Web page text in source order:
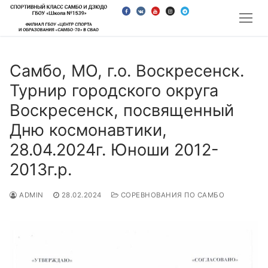
Перейти
Самбо, МО, г.о. Воскресенск.
Турнир городского округа
Воскресенск, посвященный
Дню космонавтики,
28.04.2024г. Юноши 2012-
2013г.р.
ADMIN 28.02.2024 СОРЕВНОВАНИЯ ПО САМБО